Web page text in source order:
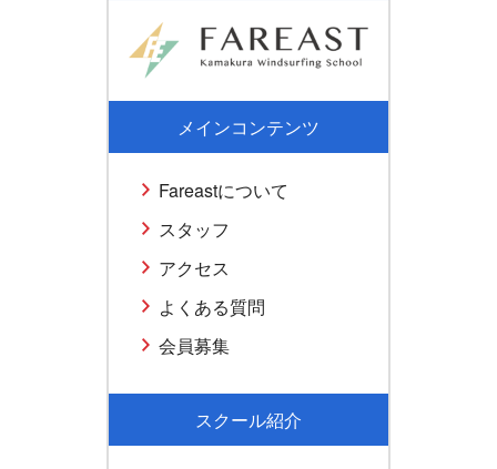
メインコンテンツ
Fareastについて
スタッフ
アクセス
よくある質問
会員募集
スクール紹介